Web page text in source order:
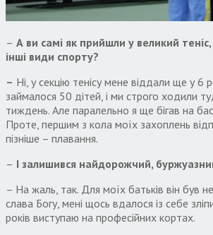
– А ви самі як прийшли у великий
інші види спорту?
– Ні, у секцію тенісу мене віддали ще у 6
займалося 50 дітей, і ми строго ходили
тиждень. Але паралельно я ще бігав на
Проте, першим з кола моїх захоплень
пізніше – плавання.
– І залишився найдорожчий,
– На жаль, так. Для моїх батьків він був
слава Богу, мені щось вдалося із себе
років виступаю на професійних кортах.